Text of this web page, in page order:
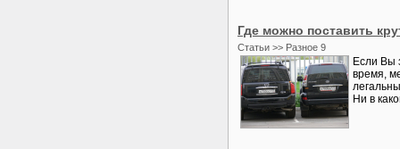
Где можно поставить
Статьи >> Разное 9
Если Вы
время,
Ни в